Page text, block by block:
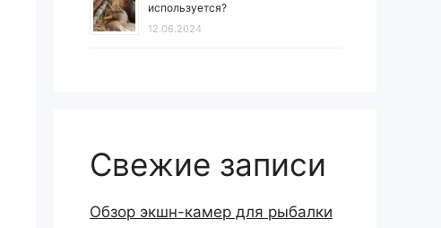
используется?
12.06.2024
Свежие записи
Обзор экшн-камер для рыбалки